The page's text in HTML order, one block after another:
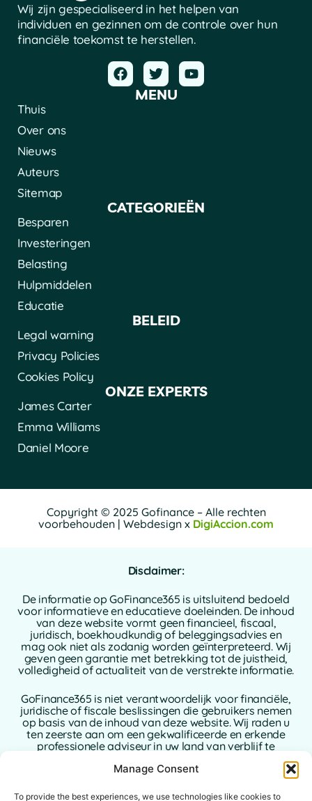
Manage Consent
To provide the best experiences, we use technologies like cookies to
Wij zijn gespecialiseerd in het helpen van
individuen en gezinnen om de controle over hun
financiële toekomst te herstellen.
MENU
Thuis
Over ons
Nieuws
Auteurs
Sitemap
CATEGORIEËN
Besparen
Investeringen
Belasting
Hulpmiddelen
Educatie
BELEID
Legal warning
Privacy Policies
Cookies Policy
ONZE EXPERTS
James Carter
Emma Williams
Daniel Moore
Copyright © 2025 Gofinance – Alle rechten
voorbehouden | Webdesign x DigiAccion.com
Disclaimer:
De informatie op GoFinance365 is uitsluitend bedoeld
voor informatieve en educatieve doeleinden. De inhoud
van deze website vormt geen financieel, fiscaal,
juridisch, boekhoudkundig of beleggingsadvies en
mag ook niet als zodanig worden geïnterpreteerd. Wij
geven geen garantie met betrekking tot de juistheid,
volledigheid of actualiteit van de verstrekte informatie.
GoFinance365 is niet verantwoordelijk voor financiële,
juridische of fiscale beslissingen die gebruikers nemen
op basis van de inhoud van deze website. Wij raden u
ten zeerste aan om een gekwalificeerde en erkende
professionele adviseur in uw land van verblijf te
betrekking tot uw persoonlijke of zakelijke financiën.
Het gebruik van deze website houdt de volledige